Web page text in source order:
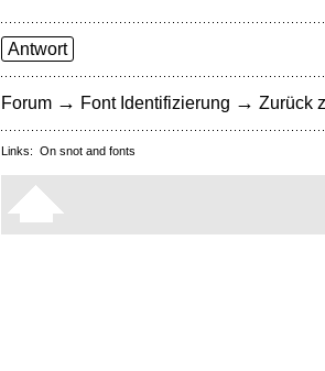
Antwort
Forum → Font Identifizierung → Zurück
Links: On snot and fonts